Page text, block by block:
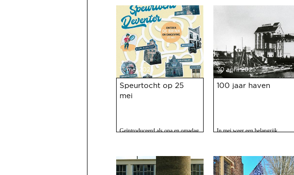
op 10 mei jl. van 100 jaar Haven
13 mei 2025
Speurtocht op 25
mei
Geïntroduceerd als opa en omadag
30 april 2025
100 jaar haven
In mei weer een belangrijk
haven 100 jaar bestaat.